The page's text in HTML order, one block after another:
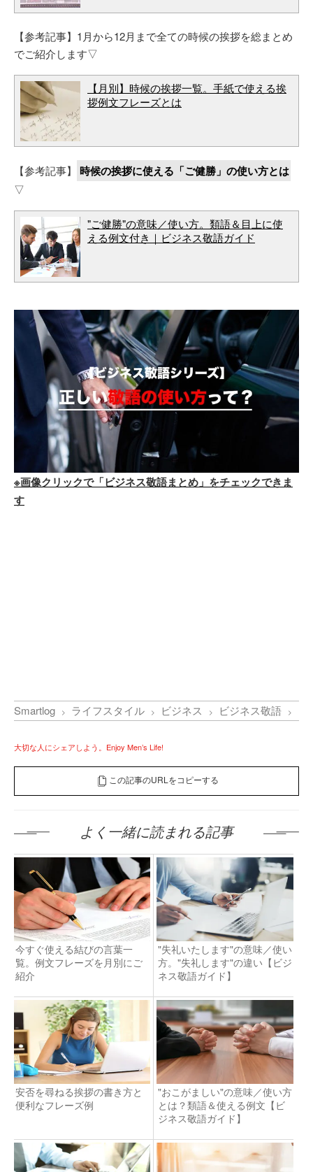
【参考記事】1月から12月まで全ての時候の挨拶を総まとめ
でご紹介します▽
【月別】時候の挨拶一覧。手紙で使える挨
拶例文フレーズとは
【参考記事】 時候の挨拶に使える「ご健勝」の使い方とは
▽
"ご健勝"の意味／使い方。類語＆目上に使
える例文付き｜ビジネス敬語ガイド
※画像クリックで「ビジネス敬語まとめ」をチェックできま
す
Smartlog ライフスタイル ビジネス ビジネス敬語
大切な人にシェアしよう。Enjoy Men’s Life!
この記事のURLをコピーする
よく一緒に読まれる記事
今すぐ使える結びの言葉一
覧。例文フレーズを月別にご
紹介
"失礼いたします"の意味／使い
方。"失礼します"の違い【ビジ
ネス敬語ガイド】
安否を尋ねる挨拶の書き方と
便利なフレーズ例
"おこがましい"の意味／使い方
とは？類語＆使える例文【ビ
ジネス敬語ガイド】